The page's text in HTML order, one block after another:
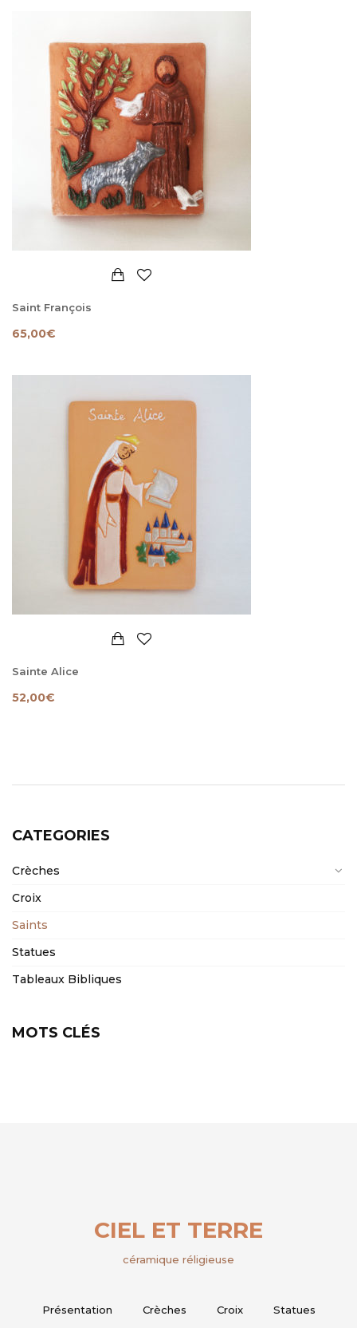
CATEGORIES
Crèches
Croix
Saints
Statues
Tableaux Bibliques
MOTS CLÉS
Saint François
65,00€
Sainte Alice
52,00€
CIEL ET TERRE
céramique réligieuse
Présentation Crèches Croix
Statues